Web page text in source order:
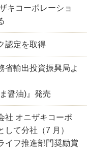
キコーポレーショ
認定を取得
省輸出投資振興局よ
醤油)』発売
社 オニザキコーポ
して分社（7 月）
イフ推進部門奨励賞